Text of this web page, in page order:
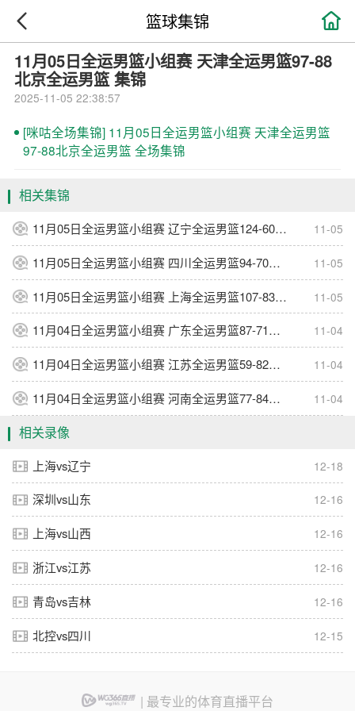

篮球集锦
11月05日全运男篮小组赛 天津全运男篮97-88
北京全运男篮 集锦
2025-11-05 22:38:57
[咪咕全场集锦] 11月05日全运男篮小组赛 天津全运男篮
97-88北京全运男篮 全场集锦
相关集锦
11月05日全运男篮小组赛 辽宁全运男篮124-60澳门全运男篮 集锦 11-05
11月05日全运男篮小组赛 四川全运男篮94-70河南全运男篮 集锦 11-05
11月05日全运男篮小组赛 上海全运男篮107-83香港全运男篮 集锦 11-05
11月04日全运男篮小组赛 广东全运男篮87-71山东全运男篮 集锦 11-04
11月04日全运男篮小组赛 江苏全运男篮59-82浙江全运男篮 集锦 11-04
11月04日全运男篮小组赛 河南全运男篮77-84上海全运男篮 集锦 11-04
相关录像
上海vs辽宁 12-18
深圳vs山东 12-16
上海vs山西 12-16
浙江vs江苏 12-16
青岛vs吉林 12-16
北控vs四川 12-15
| 最专业的体育直播平台